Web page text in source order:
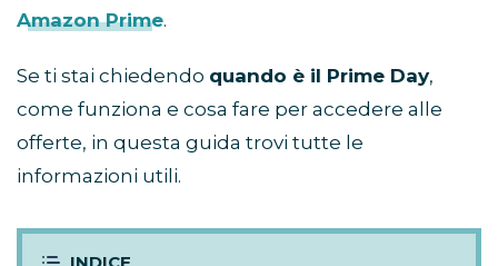
Amazon Prime.
Se ti stai chiedendo quando è il Prime Day,
come funziona e cosa fare per accedere alle
offerte, in questa guida trovi tutte le
informazioni utili.